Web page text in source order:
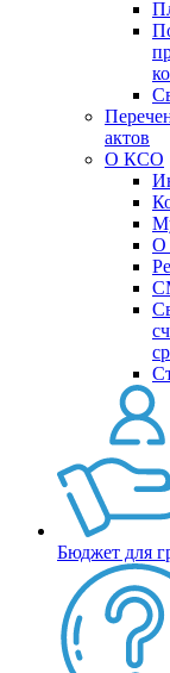
актов
О КСО
О
Бюджет для